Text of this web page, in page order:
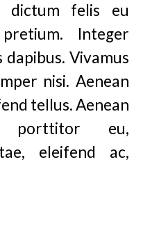
dictum felis eu
Integer
Vivamus
nisi. Aenean
tellus. Aenean
porttitor eu,
eleifend ac,